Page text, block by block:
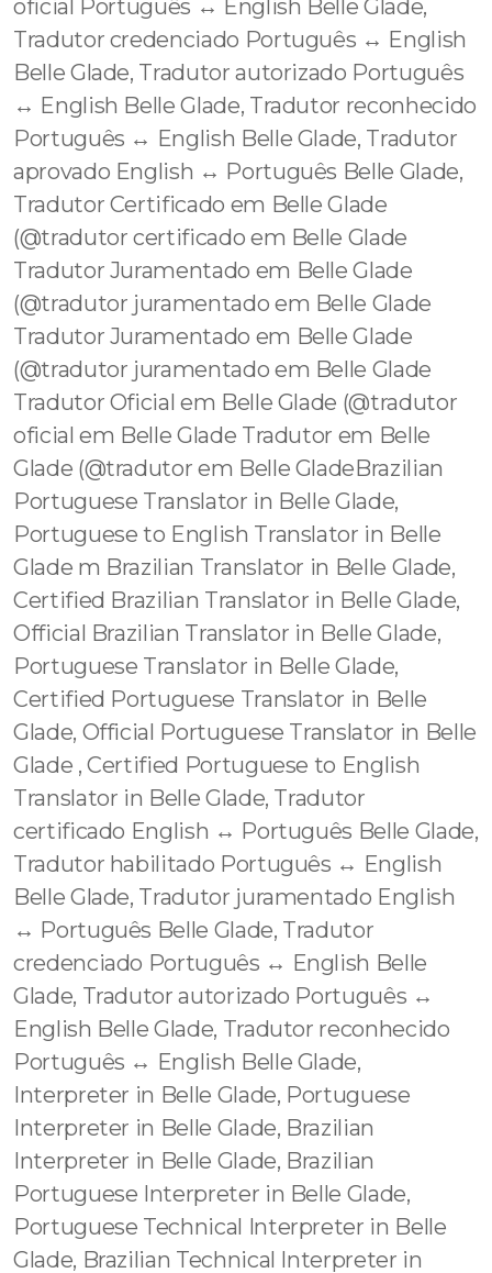
oficial Português ↔️ English Belle Glade,
Tradutor credenciado Português ↔️ English
Belle Glade, Tradutor autorizado Português
↔️ English Belle Glade, Tradutor reconhecido
Português ↔️ English Belle Glade, Tradutor
aprovado English ↔️ Português Belle Glade,
Tradutor Certificado em Belle Glade
(@tradutor certificado em Belle Glade
Tradutor Juramentado em Belle Glade
(@tradutor juramentado em Belle Glade
Tradutor Juramentado em Belle Glade
(@tradutor juramentado em Belle Glade
Tradutor Oficial em Belle Glade (@tradutor
oficial em Belle Glade Tradutor em Belle
Glade (@tradutor em Belle GladeBrazilian
Portuguese Translator in Belle Glade,
Portuguese to English Translator in Belle
Glade m Brazilian Translator in Belle Glade,
Certified Brazilian Translator in Belle Glade,
Official Brazilian Translator in Belle Glade,
Portuguese Translator in Belle Glade,
Certified Portuguese Translator in Belle
Glade, Official Portuguese Translator in Belle
Glade , Certified Portuguese to English
Translator in Belle Glade, Tradutor
certificado English ↔️ Português Belle Glade,
Tradutor habilitado Português ↔️ English
Belle Glade, Tradutor juramentado English
↔️ Português Belle Glade, Tradutor
credenciado Português ↔️ English Belle
Glade, Tradutor autorizado Português ↔️
English Belle Glade, Tradutor reconhecido
Português ↔️ English Belle Glade,
Interpreter in Belle Glade, Portuguese
Interpreter in Belle Glade, Brazilian
Interpreter in Belle Glade, Brazilian
Portuguese Interpreter in Belle Glade,
Portuguese Technical Interpreter in Belle
Glade, Brazilian Technical Interpreter in